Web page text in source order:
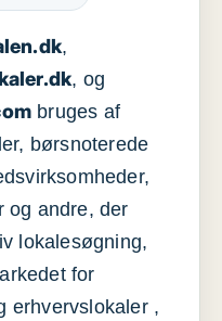
,
, og
bruges af
børsnoterede
og andre, der
lokalesøgning,
for
erhvervslokaler ,